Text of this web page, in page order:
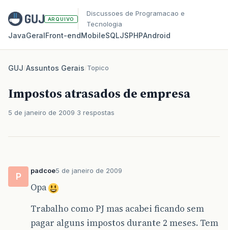
ARQUIVO
Discussoes de Programacao e
Tecnologia
JavaGeralFront‑endMobileSQLJSPHPAndroid
GUJ/Assuntos Gerais/Topico
Impostos atrasados de empresa
5 de janeiro de 2009 3 respostas
P
padcoe5 de janeiro de 2009
Opa
Trabalho como PJ mas acabei ficando sem
pagar alguns impostos durante 2 meses. Tem